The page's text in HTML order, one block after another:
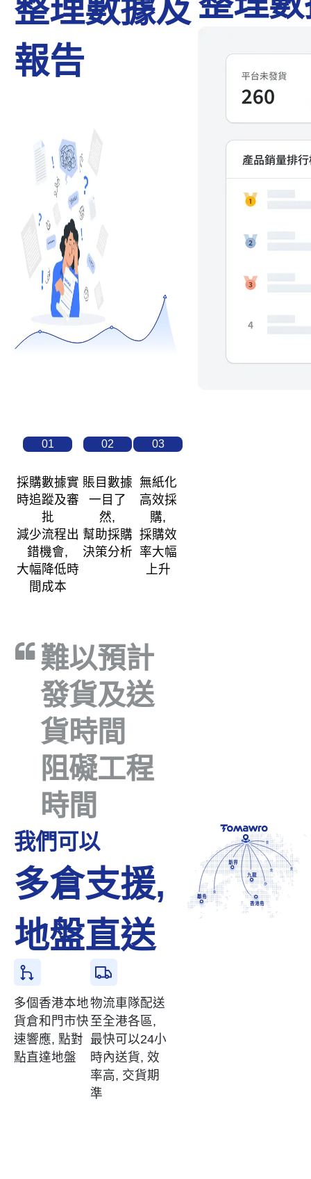
整理數據及
報告
01
採購數據實
時追蹤及審
批
減少流程出
錯機會,
大幅降低時
間成本
02
賬目數據
一目了
然,
幫助採購
決策分析
03
無紙化
高效採
購,
採購效
率大幅
上升
難以預計
發貨及送
貨時間
阻礙工程
時間
我們可以
多倉支援,
地盤直送
多個香港本地
貨倉和門市快
速響應, 點對
點直達地盤
物流車隊配送
至全港各區,
最快可以24小
時內送貨, 效
率高, 交貨期
準
離島
新界
九龍
香港島